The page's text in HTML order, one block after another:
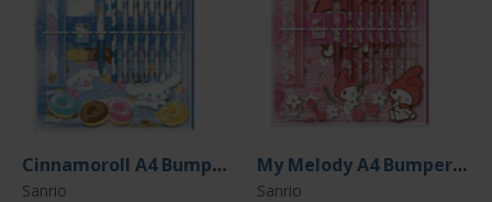
Cinnamoroll A4 Bumper Stationery Set
Sanrio
My Melody A4 Bumper Stationery Set
Sanrio